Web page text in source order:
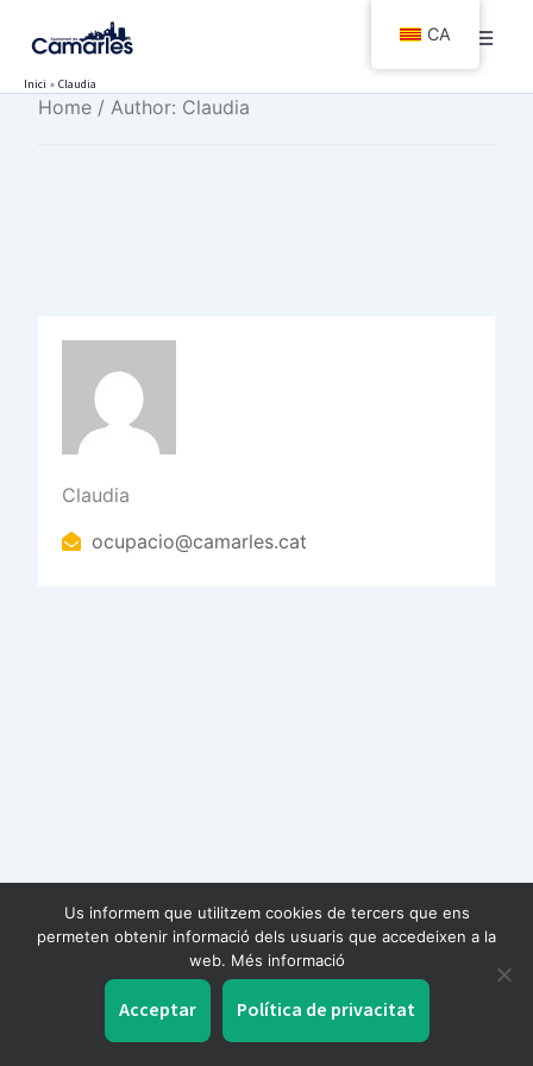
contingut
Inici Claudia
Home / Author: Claudia
Claudia
ocupacio@camarles.cat
CA
Us informem que utilitzem cookies de tercers que ens
permeten obtenir informació dels usuaris que accedeixen a la
web. Més informació
Acceptar Política de privacitat